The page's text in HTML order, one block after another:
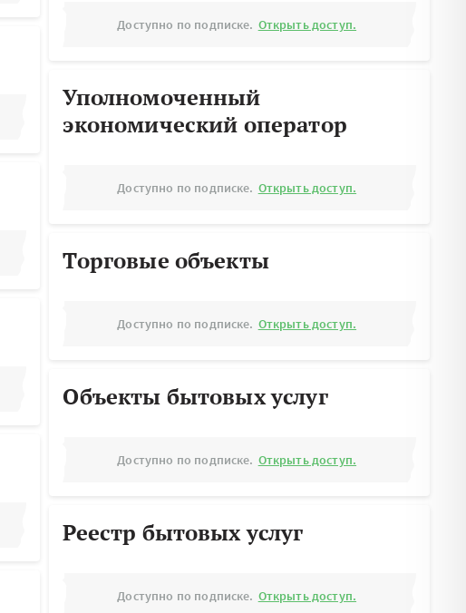
Доступно по подписке. Открыть доступ.
Уполномоченный
экономический оператор
Доступно по подписке. Открыть доступ.
Торговые объекты
Доступно по подписке. Открыть доступ.
Объекты бытовых услуг
Доступно по подписке. Открыть доступ.
Реестр бытовых услуг
Доступно по подписке. Открыть доступ.